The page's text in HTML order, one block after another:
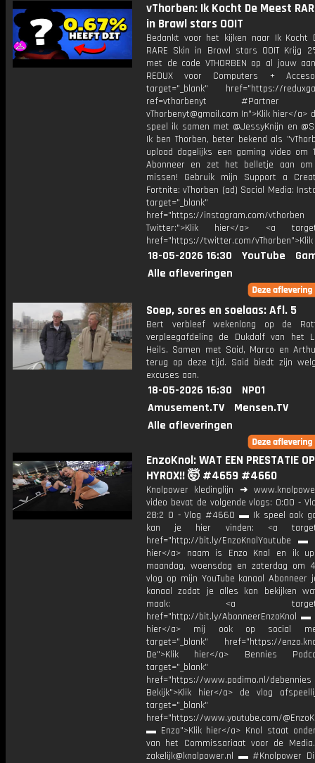
vThorben: Ik Kocht De Meest
in Brawl stars OOIT
Bedankt voor het kijken naar Ik Kocht
RARE Skin in Brawl stars OOIT Krijg
met de code VTHORBEN op al jouw
REDUX voor Computers +
target="_blank" href="https://
ref=vthorbenyt #Partner
vThorbenyt@gmail.com In">Klik hier</a>
speel ik samen met @JessyKnijn en
Ik ben Thorben, beter bekend als
upload dagelijks een gaming video om
Abonneer en zet het belletje aan
missen! Gebruik mijn Support a
Fortnite: vThorben (ad) Social Media:
target="_blank"
href="https://instagram.com/vthorben
Twitter:">Klik hier</a> <a
href="https://twitter.com/
18-05-2026 16:30 YouTube
Alle afleveringen
Soep, sores en soelaas: Afl. 5
Bert verbleef wekenlang op de
verpleegafdeling de Dukdalf van het
Heils. Samen met Said, Marco en
terug op deze tijd. Said biedt zijn
excuses aan.
18-05-2026 16:30
NPO1
Amusement.TV
Mensen.TV
Alle afleveringen
EnzoKnol: WAT EEN PRESTATIE
HYROX!! 🤯 #4659 #4660
Knolpower kledinglijn ➜
video bevat de volgende vlogs: 0:00 -
28:2 0 - Vlog #4660 ▬ Ik speel ook
kan je hier vinden: <a
href="http://bit.ly/EnzoKnolYoutube ▬
hier</a> naam is Enzo Knol en ik
maandag, woensdag en zaterdag om
vlog op mijn YouTube kanaal Abonneer
kanaal zodat je alles kan bekijken
maak: <a
href="http://bit.ly/AbonneerEnzoKnol ▬
hier</a> mij ook op social
target="_blank" href="https://
De">Klik hier</a> Bennies
target="_blank"
href="https://www.podimo.nl/debennies
Bekijk">Klik hier</a> de vlog
target="_blank"
href="https://www.youtube.com/
▬ Enzo">Klik hier</a> Knol staat
van het Commissariaat voor de
zakelijk@knolpower.nl ▬ #Knolpower